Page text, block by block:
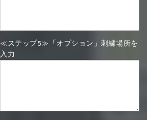
≪ステップ5≫「オプション」刺繍場所を
入力